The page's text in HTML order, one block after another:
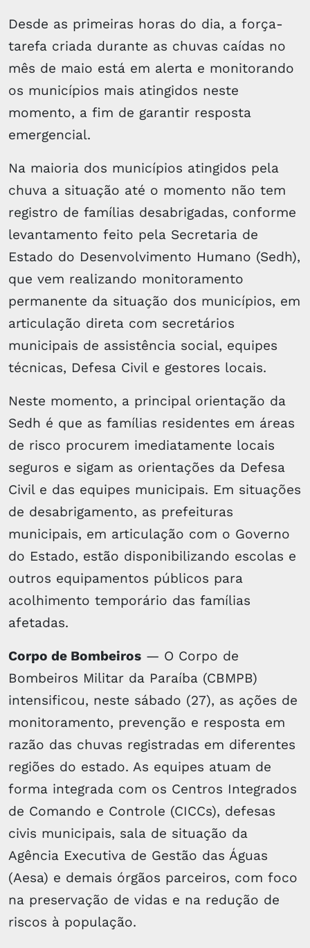
Desde as primeiras horas do dia, a força-
tarefa criada durante as chuvas caídas no
mês de maio está em alerta e monitorando
os municípios mais atingidos neste
momento, a fim de garantir resposta
emergencial.
Na maioria dos municípios atingidos pela
chuva a situação até o momento não tem
registro de famílias desabrigadas, conforme
levantamento feito pela Secretaria de
Estado do Desenvolvimento Humano (Sedh),
que vem realizando monitoramento
permanente da situação dos municípios, em
articulação direta com secretários
municipais de assistência social, equipes
técnicas, Defesa Civil e gestores locais.
Neste momento, a principal orientação da
Sedh é que as famílias residentes em áreas
de risco procurem imediatamente locais
seguros e sigam as orientações da Defesa
Civil e das equipes municipais. Em situações
de desabrigamento, as prefeituras
municipais, em articulação com o Governo
do Estado, estão disponibilizando escolas e
outros equipamentos públicos para
acolhimento temporário das famílias
afetadas.
Corpo de Bombeiros — O Corpo de
Bombeiros Militar da Paraíba (CBMPB)
intensificou, neste sábado (27), as ações de
monitoramento, prevenção e resposta em
razão das chuvas registradas em diferentes
regiões do estado. As equipes atuam de
forma integrada com os Centros Integrados
de Comando e Controle (CICCs), defesas
civis municipais, sala de situação da
Agência Executiva de Gestão das Águas
(Aesa) e demais órgãos parceiros, com foco
na preservação de vidas e na redução de
riscos à população.